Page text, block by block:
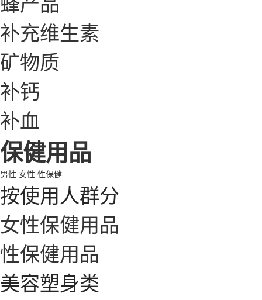
补充维生素
矿物质
补钙
补血
保健用品
男性 女性 性保健
按使用人群分
女性保健用品
性保健用品
美容塑身类